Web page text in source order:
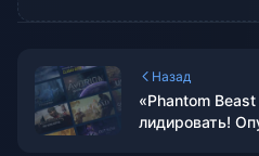
Назад
«Phantom
лидировать!